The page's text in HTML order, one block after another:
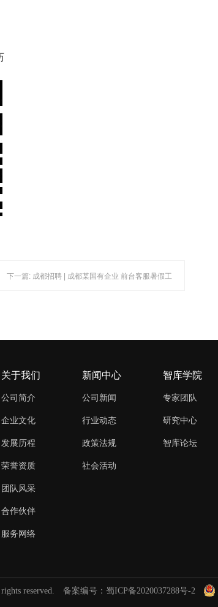
下一篇: 成都招聘 | 成都某国有企业 前台客服暑假工
关于我们
公司简介
企业文化
发展历程
荣誉资质
团队风采
合作伙伴
服务网络
新闻中心
公司新闻
行业动态
政策法规
社会活动
智库学院
专家团队
研究中心
智库论坛
reserved. 备案编号：蜀ICP备2020037288号-2